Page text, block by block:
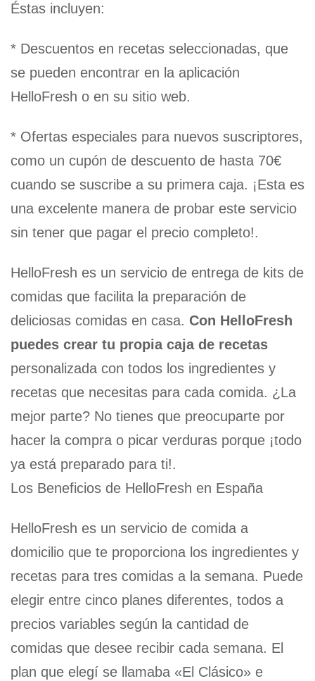
Éstas incluyen:
* Descuentos en recetas seleccionadas, que
se pueden encontrar en la aplicación
HelloFresh o en su sitio web.
* Ofertas especiales para nuevos suscriptores,
como un cupón de descuento de hasta 70€
cuando se suscribe a su primera caja. ¡Esta es
una excelente manera de probar este servicio
sin tener que pagar el precio completo!.
HelloFresh es un servicio de entrega de kits de
comidas que facilita la preparación de
deliciosas comidas en casa. Con HelloFresh
puedes crear tu propia caja de recetas
personalizada con todos los ingredientes y
recetas que necesitas para cada comida. ¿La
mejor parte? No tienes que preocuparte por
hacer la compra o picar verduras porque ¡todo
ya está preparado para ti!.
Los Beneficios de HelloFresh en España
HelloFresh es un servicio de comida a
domicilio que te proporciona los ingredientes y
recetas para tres comidas a la semana. Puede
elegir entre cinco planes diferentes, todos a
precios variables según la cantidad de
comidas que desee recibir cada semana. El
plan que elegí se llamaba «El Clásico» e